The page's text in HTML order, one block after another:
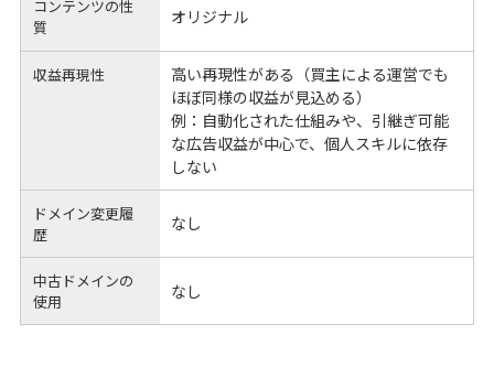
コンテンツの性
質
オリジナル
収益再現性
高い再現性がある（買主による運営でも
ほぼ同様の収益が見込める）
例：自動化された仕組みや、引継ぎ可能
な広告収益が中心で、個人スキルに依存
しない
ドメイン変更履
歴
なし
中古ドメインの
使用
なし